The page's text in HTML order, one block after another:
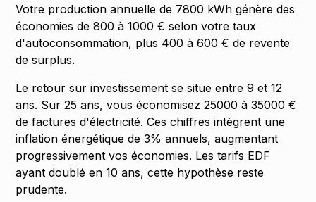
Votre production annuelle de 7800 kWh génère des
économies de 800 à 1000 € selon votre taux
d'autoconsommation, plus 400 à 600 € de revente
de surplus.
Le retour sur investissement se situe entre 9 et 12
ans. Sur 25 ans, vous économisez 25000 à 35000 €
de factures d'électricité. Ces chiffres intègrent une
inflation énergétique de 3% annuels, augmentant
progressivement vos économies. Les tarifs EDF
ayant doublé en 10 ans, cette hypothèse reste
prudente.